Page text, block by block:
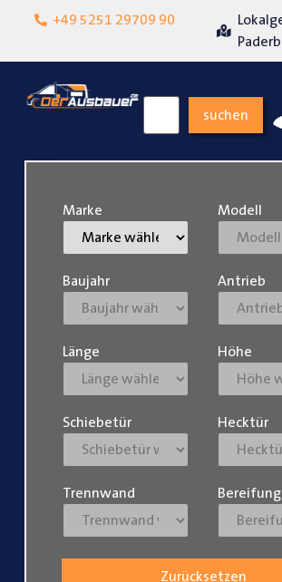
+49 5251 29709 90Lokalgeschäft in
suchen
Marke Modell
Baujahr Antrieb
Länge Höhe
Schiebetür Hecktür
Trennwand Bereifung
Zurücksetzen